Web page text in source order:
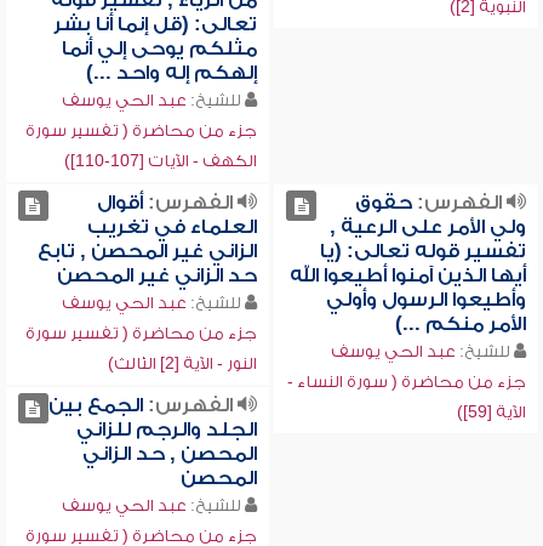
النبوية [2])
تعالى: (قل إنما أنا بشر
مثلكم يوحى إلي أنما
إلهكم إله واحد ...)
للشيخ: عبد الحي يوسف
جزء من محاضرة ( تفسير سورة
الكهف - الآيات [107-110])
الفهرس:حقوق
ولي الأمر على الرعية ,
تفسير قوله تعالى: (يا
أيها الذين آمنوا أطيعوا الله
وأطيعوا الرسول وأولي
الأمر منكم ...)
للشيخ: عبد الحي يوسف
جزء من محاضرة ( سورة النساء -
الآية [59])
الفهرس:أقوال
العلماء في تغريب
الزاني غير المحصن , تابع
حد الزاني غير المحصن
للشيخ: عبد الحي يوسف
جزء من محاضرة ( تفسير سورة
النور - الآية [2] الثالث)
الفهرس:الجمع بين
الجلد والرجم للزاني
المحصن , حد الزاني
المحصن
للشيخ: عبد الحي يوسف
جزء من محاضرة ( تفسير سورة